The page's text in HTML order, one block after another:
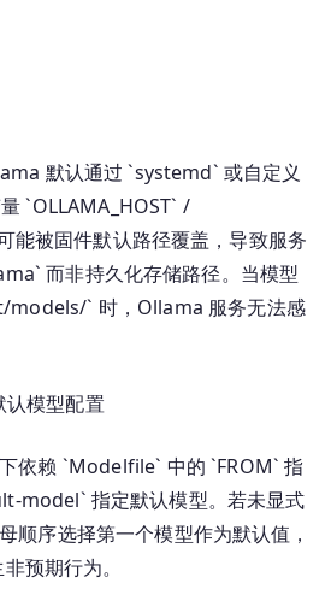
默认通过 `systemd` 或自定义
`OLLAMA_HOST` /
能被固件默认路径覆盖，导致服务
而非持久化存储路径。当模型
models/` 时，Ollama 服务无法感
认模型配置
依赖 `Modelfile` 中的 `FROM` 指
model` 指定默认模型。若未显式
顺序选择第一个模型作为默认值，
预期行为。